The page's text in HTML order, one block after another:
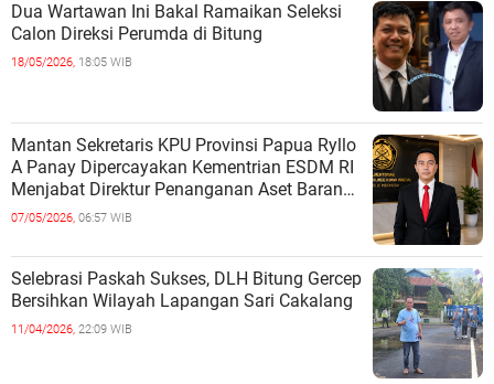
Dua Wartawan Ini Bakal Ramaikan Seleksi
Calon Direksi Perumda di Bitung
18/05/2026, 18:05 WIB
Mantan Sekretaris KPU Provinsi Papua Ryllo
A Panay Dipercayakan Kementrian ESDM RI
Menjabat Direktur Penanganan Aset Barang
Bukti
07/05/2026, 06:57 WIB
Selebrasi Paskah Sukses, DLH Bitung Gercep
Bersihkan Wilayah Lapangan Sari Cakalang
11/04/2026, 22:09 WIB